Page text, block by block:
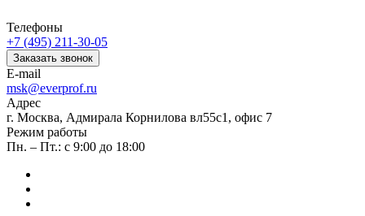
Телефоны
+7 (495) 211-30-05
Заказать звонок
E-mail
msk@everprof.ru
Адрес
г. Москва, Адмирала Корнилова вл55с1, офис 7
Режим работы
Пн. – Пт.: с 9:00 до 18:00